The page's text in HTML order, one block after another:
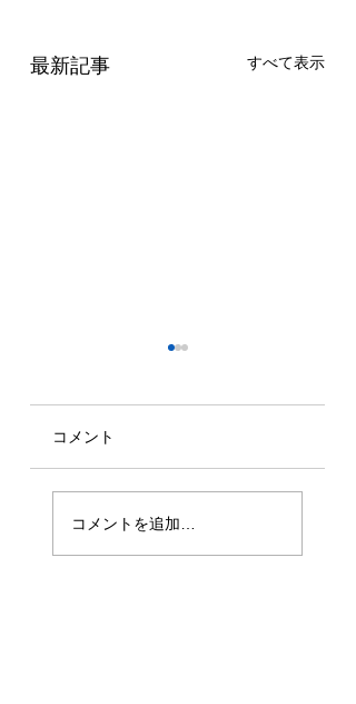
最新記事 すべて表示
2026年7月16日
技能実習生1名入
コメント
コメントを追加…